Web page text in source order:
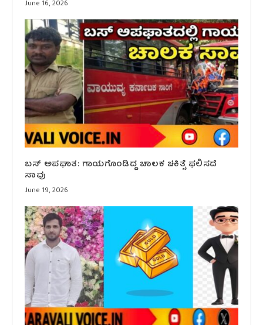
June 16, 2026
ಬಸ್ ಅಪಘಾತ: ಗಾಯಗೊಂಡಿದ್ದ ಚಾಲಕ ಚಿಕಿತ್ಸೆ ಫಲಿಸದೆ
ಸಾವು
June 19, 2026